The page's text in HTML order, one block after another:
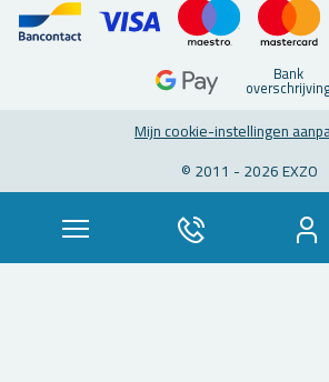
Bank
Mijn coo­kie-in­stel­lin­gen
© 2011 - 2026 EXZO